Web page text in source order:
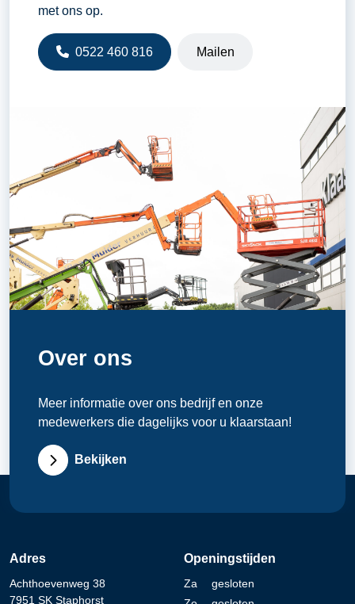
met ons op.
0522 460 816 Mailen
Over ons
Meer informatie over ons bedrijf en onze
medewerkers die dagelijks voor u klaarstaan!
Bekijken
Adres
Achthoevenweg 38
7951 SK Staphorst
Openingstijden
Za
gesloten